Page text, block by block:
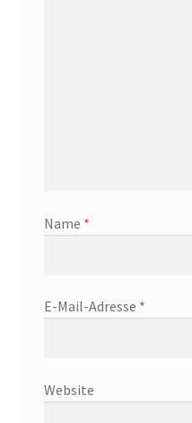
Name *
E-Mail-Adresse *
Website